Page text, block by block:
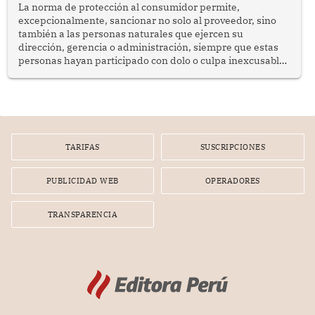
La norma de protección al consumidor permite,
excepcionalmente, sancionar no solo al proveedor, sino
también a las personas naturales que ejercen su
dirección, gerencia o administración, siempre que estas
personas hayan participado con dolo o culpa inexcusable
por la frustrada realización de un meet and greet con
TARIFAS SUSCRIPCIONES
PUBLICIDAD WEB OPERADORES
TRANSPARENCIA